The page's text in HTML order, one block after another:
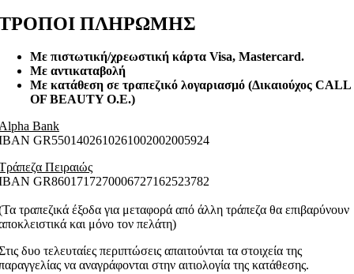
ΠΛΗΡΩΜΗΣ
Με πιστωτική/χρεωστική κάρτα Visa, Mastercard.
Με αντικαταβολή
Με κατάθεση σε τραπεζικό λογαριασμό (Δικαιούχος CALL
OF BEAUTY O.E.)
Bank
GR5501402610261002002005924
Πειραιώς
GR8601717270006727162523782
τραπεζικά έξοδα για μεταφορά από άλλη τράπεζα θα επιβαρύνουν
και μόνο τον πελάτη)
δυο τελευταίες περιπτώσεις απαιτούνται τα στοιχεία της
να αναγράφονται στην αιτιολογία της κατάθεσης.